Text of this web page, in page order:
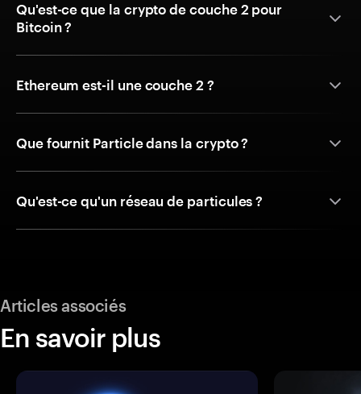
Qu'est-ce que la crypto de couche 2 pour
Bitcoin ?
Ethereum est-il une couche 2 ?
Que fournit Particle dans la crypto ?
Qu'est-ce qu'un réseau de particules ?
Articles associés
En savoir plus